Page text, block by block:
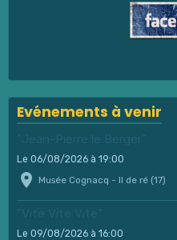
Evénements à venir
"Jean-Pierre le Berger"
Le 06/08/2026 à 19:00
Musée Cognacq - Il de ré (17)
"Vite Vite Vite"
Le 09/08/2026 à 16:00